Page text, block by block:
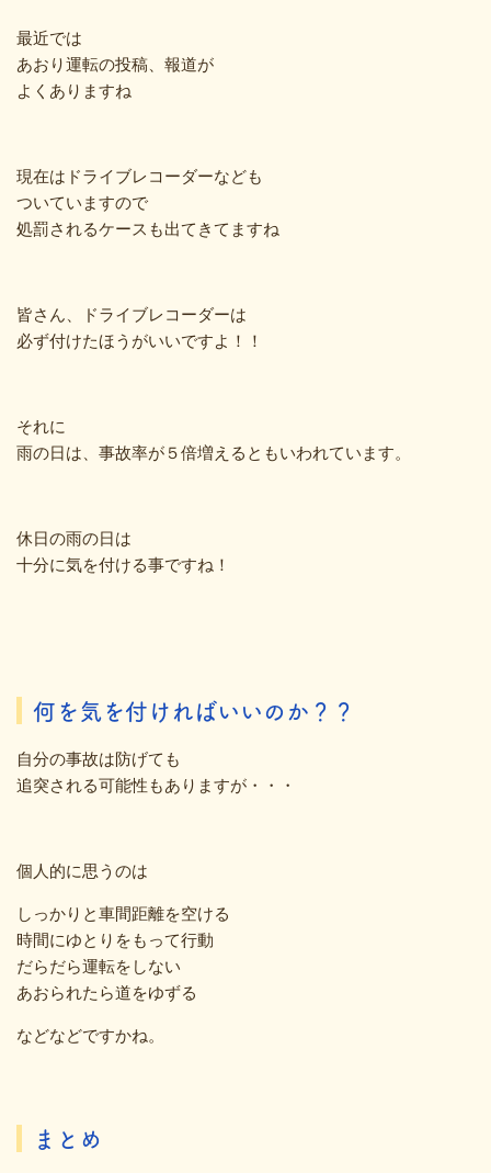
最近では
あおり運転の投稿、報道が
よくありますね
現在はドライブレコーダーなども
ついていますので
処罰されるケースも出てきてますね
皆さん、ドライブレコーダーは
必ず付けたほうがいいですよ！！
それに
雨の日は、事故率が５倍増えるともいわれています。
休日の雨の日は
十分に気を付ける事ですね！
何を気を付ければいいのか？？
自分の事故は防げても
追突される可能性もありますが・・・
個人的に思うのは
しっかりと車間距離を空ける
時間にゆとりをもって行動
だらだら運転をしない
あおられたら道をゆずる
などなどですかね。
まとめ